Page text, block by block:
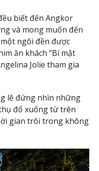
biết đến Angkor
và mong muốn đến
ngôi đền được
ăn khách “Bí mật
Jolie tham gia
lẽ đứng nhìn những
đổ xuống từ trên
gian trôi trong không